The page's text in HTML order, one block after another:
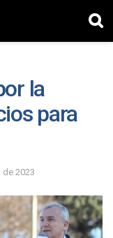
la
para
de 2023